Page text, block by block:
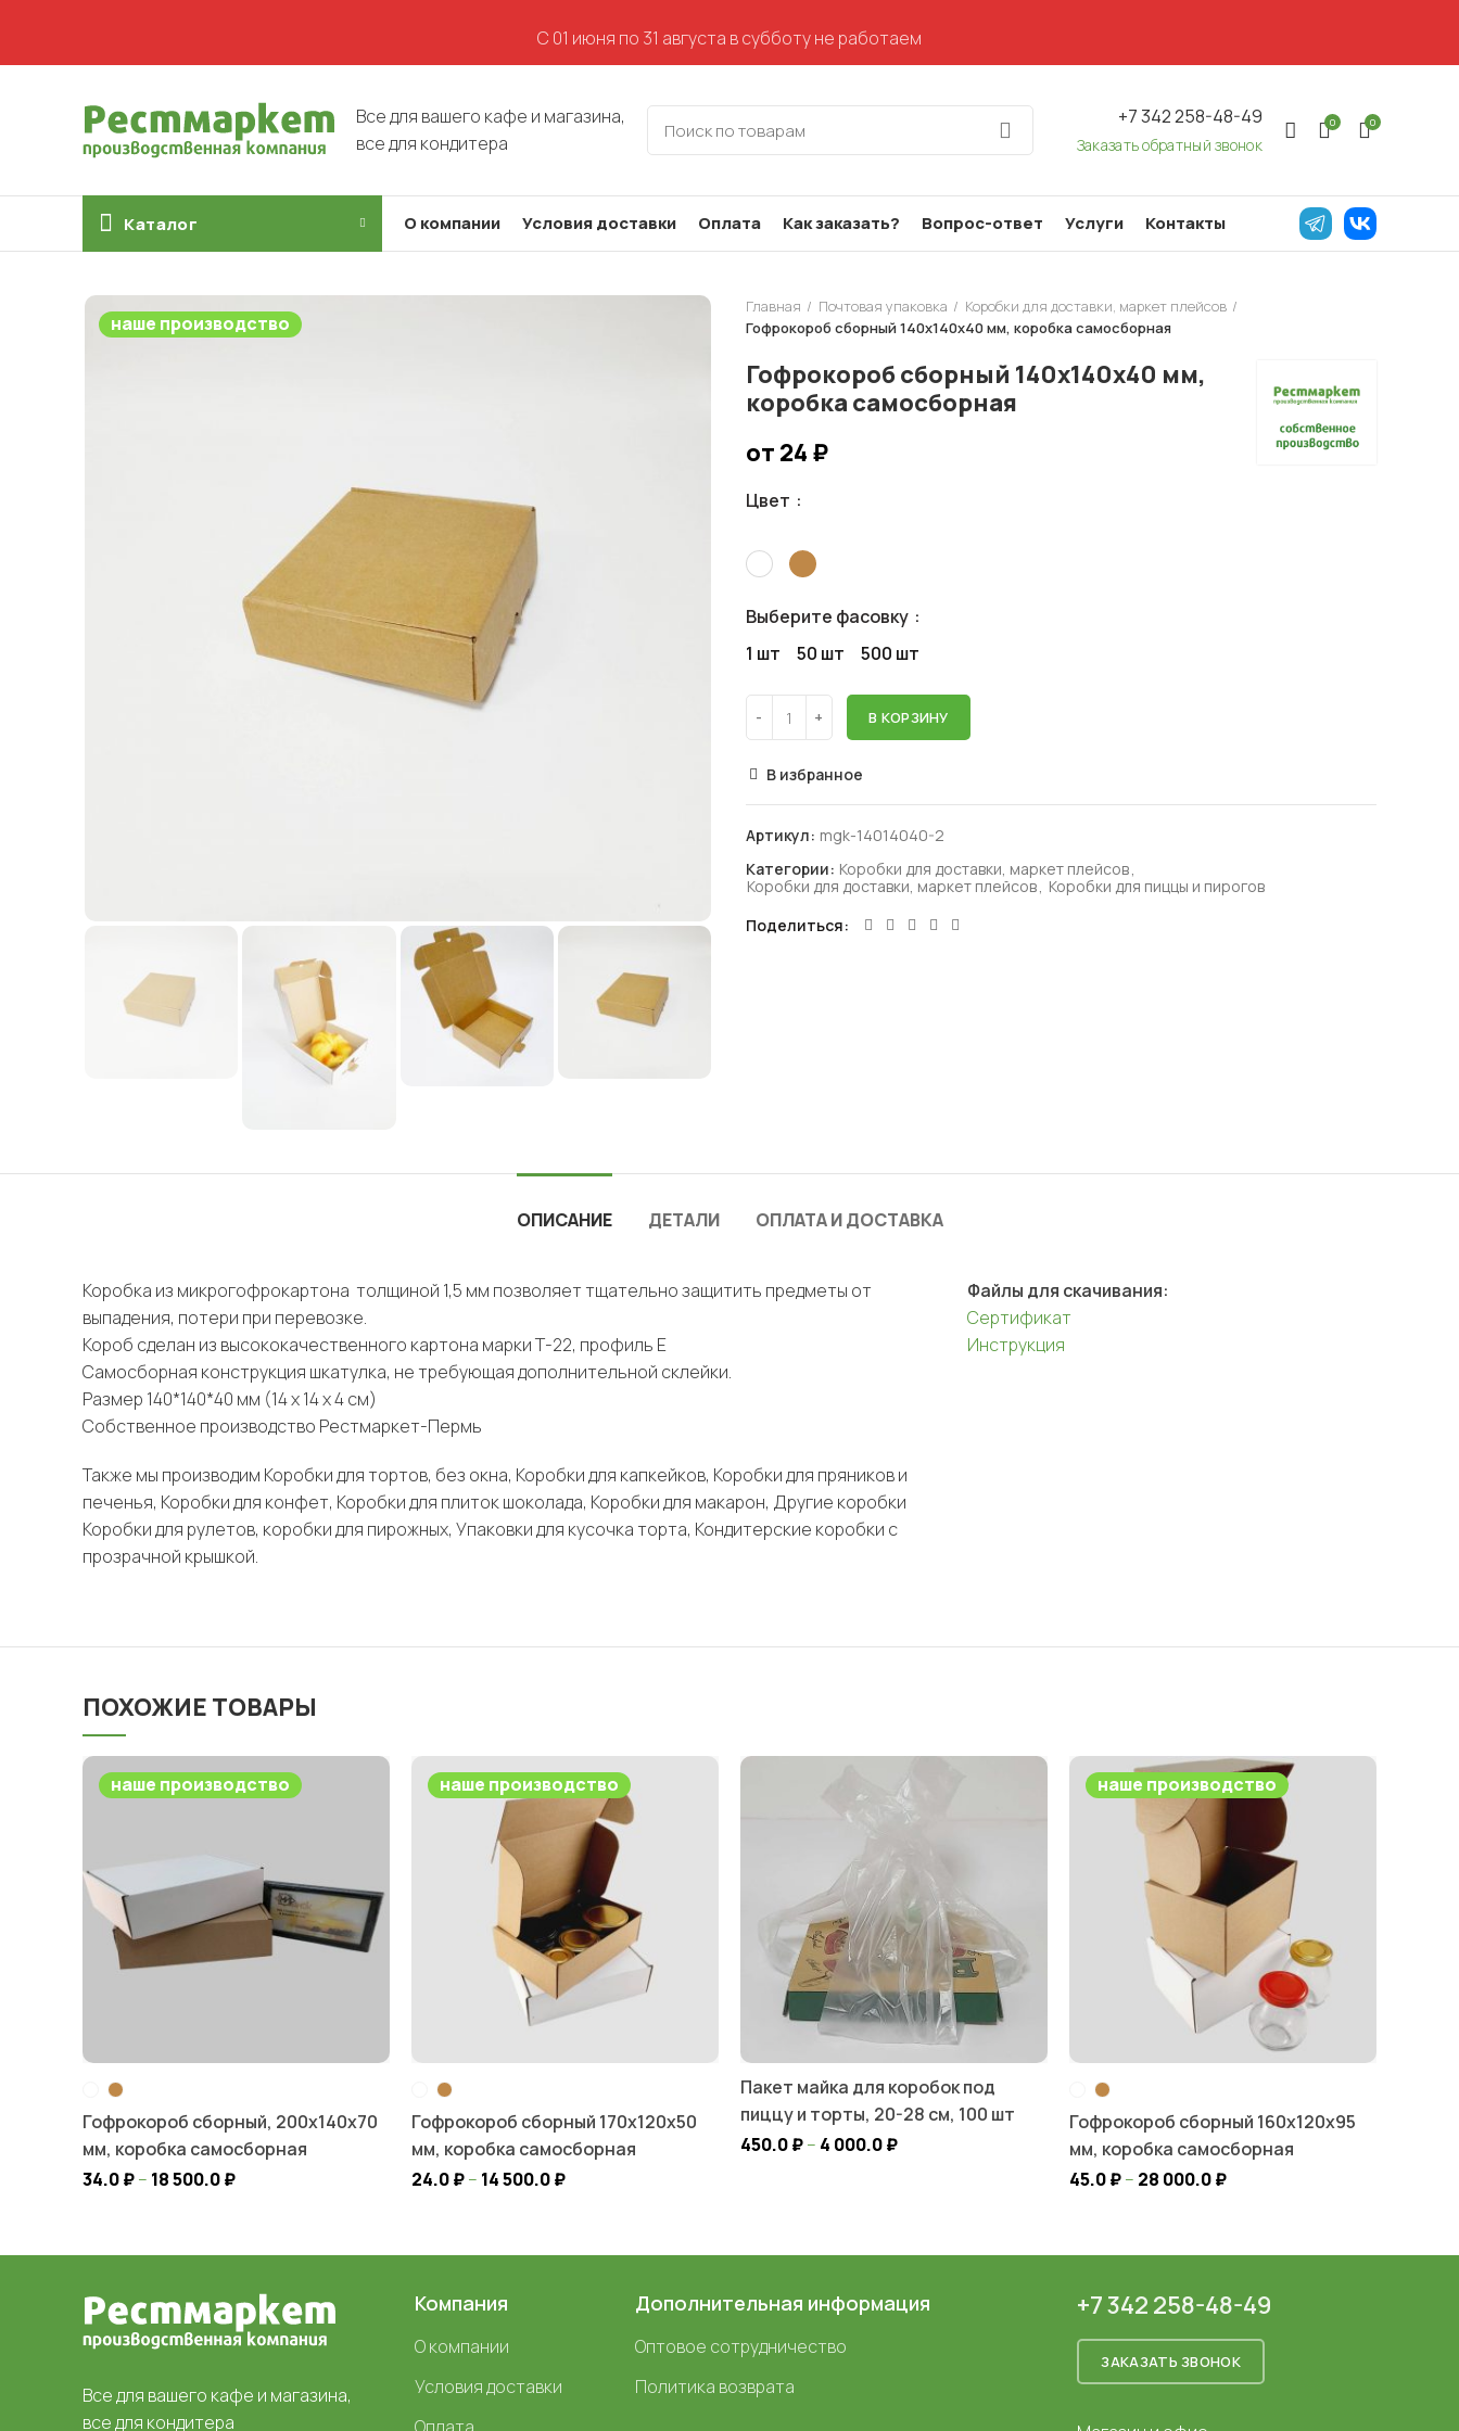
Все для вашего кафе и магазина,
все для кондитера
+7 342 258-48-49
Заказать обратный звонок
0 0
Каталог О компании Условия доставки Оплата Как заказать? Вопрос-ответ Услуги Контакты
наше производство
Главная Почтовая упаковка
Коробки для доставки, маркет плейсов
Гофрокороб сборный 140х140х40 мм, коробка самосборная
Гофрокороб сборный 140х140х40 мм,
коробка самосборная
от 24 ₽
Цвет
Выберите фасовку
1 шт
50 шт 500 шт
В КОРЗИНУ
В избранное
Артикул: mgk-14014040-2
Категории: Коробки для доставки, маркет плейсов,
Коробки для доставки, маркет плейсов, Коробки для пиццы и пирогов
Поделиться
ОПИСАНИЕ ДЕТАЛИ ОПЛАТА И ДОСТАВКА
Коробка из микрогофрокартона толщиной 1,5 мм позволяет тщательно защитить предметы от
выпадения, потери при перевозке.
Короб сделан из высококачественного картона марки Т-22, профиль Е
Самосборная конструкция шкатулка, не требующая дополнительной склейки.
Размер 140*140*40 мм (14 х 14 х 4 см)
Собственное производство Рестмаркет-Пермь
Также мы производим Коробки для тортов, без окна, Коробки для капкейков, Коробки для пряников и
печенья, Коробки для конфет, Коробки для плиток шоколада, Коробки для макарон, Другие коробки
Коробки для рулетов, коробки для пирожных, Упаковки для кусочка торта, Кондитерские коробки с
прозрачной крышкой.
Файлы для скачивания:
Сертификат
Инструкция
ПОХОЖИЕ ТОВАРЫ
наше производство
Гофрокороб сборный, 200х140х70
мм, коробка самосборная
34.0₽– 18 500.0₽
наше производство
Гофрокороб сборный 170х120х50
мм, коробка самосборная
24.0₽– 14 500.0₽
Пакет майка для коробок под
пиццу и торты, 20-28 см, 100 шт
450.0₽– 4 000.0₽
наше производство
Гофрокороб сборный 160х120х95
мм, коробка самосборная
45.0₽– 28 000.0₽
Все для вашего кафе и магазина,
все для кондитера
Компания
О компании
Условия доставки
Оплата
Дополнительная информация
Оптовое сотрудничество
Политика возврата
+7 342 258-48-49
ЗАКАЗАТЬ ЗВОНОК
С 01 июня по 31 августа в субботу не работаем